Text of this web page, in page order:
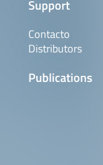
Support
Contacto
Distributors
Publications